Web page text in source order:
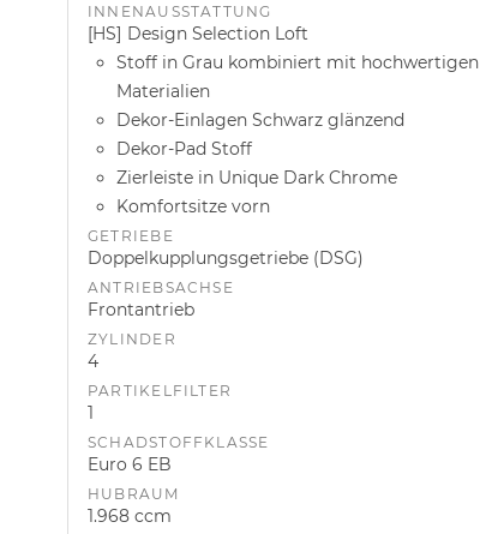
INNENAUSSTATTUNG
HS
Design Selection Loft
Stoff in Grau kombiniert mit hochwertigen
Materialien
Dekor-Einlagen Schwarz glänzend
Dekor-Pad Stoff
Zierleiste in Unique Dark Chrome
Komfortsitze vorn
GETRIEBE
Doppelkupplungsgetriebe (DSG)
ANTRIEBSACHSE
Frontantrieb
ZYLINDER
4
PARTIKELFILTER
1
SCHADSTOFFKLASSE
Euro 6 EB
HUBRAUM
1.968 ccm